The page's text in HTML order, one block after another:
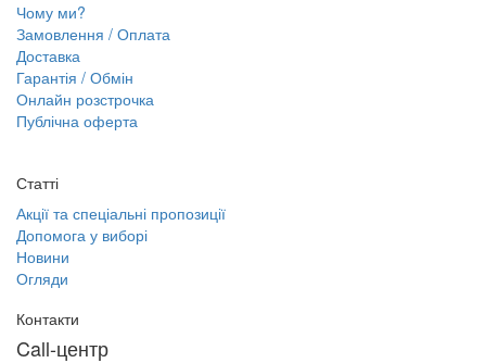
Чому ми?
Замовлення / Оплата
Доставка
Гарантія / Обмін
Онлайн розстрочка
Публічна оферта
Статті
Акції та спеціальні пропозиції
Допомога у виборі
Новини
Огляди
Контакти
Call-центр